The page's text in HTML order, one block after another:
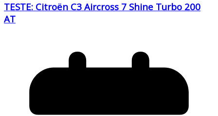
TESTE: Citroën C3 Aircross 7 Shine Turbo 200
AT